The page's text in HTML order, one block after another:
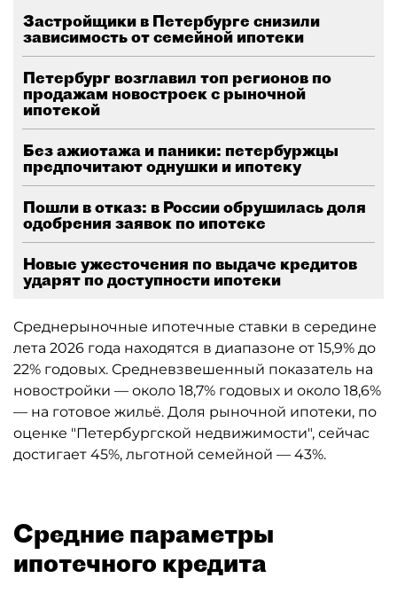
Застройщики в Петербурге снизили
зависимость от семейной ипотеки
Петербург возглавил топ регионов по
продажам новостроек с рыночной
ипотекой
Без ажиотажа и паники: петербуржцы
предпочитают однушки и ипотеку
Пошли в отказ: в России обрушилась доля
одобрения заявок по ипотеке
Новые ужесточения по выдаче кредитов
ударят по доступности ипотеки
Среднерыночные ипотечные ставки в середине
лета 2026 года находятся в диапазоне от 15,9% до
22% годовых. Средневзвешенный показатель на
новостройки — около 18,7% годовых и около 18,6%
— на готовое жильё. Доля рыночной ипотеки, по
оценке "Петербургской недвижимости", сейчас
достигает 45%, льготной семейной — 43%.
Средние параметры
ипотечного кредита